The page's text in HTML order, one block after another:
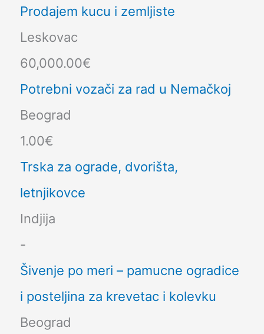
Prodajem kucu i zemljiste
Leskovac
60,000.00€
Potrebni vozači za rad u Nemačkoj
Beograd
1.00€
Trska za ograde, dvorišta,
letnjikovce
Indjija
-
Šivenje po meri – pamucne ogradice
i posteljina za krevetac i kolevku
Beograd